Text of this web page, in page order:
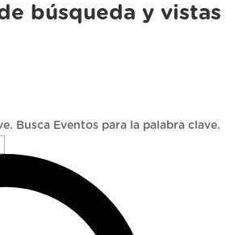
búsqueda y vistas
Busca Eventos para la palabra clave.